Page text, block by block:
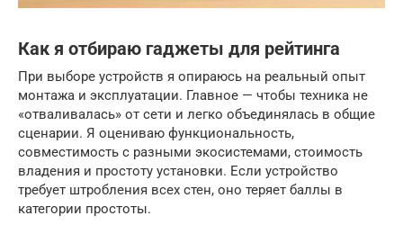
Как я отбираю гаджеты для рейтинга
При выборе устройств я опираюсь на реальный опыт
монтажа и эксплуатации. Главное — чтобы техника не
«отваливалась» от сети и легко объединялась в общие
сценарии. Я оцениваю функциональность,
совместимость с разными экосистемами, стоимость
владения и простоту установки. Если устройство
требует штробления всех стен, оно теряет баллы в
категории простоты.